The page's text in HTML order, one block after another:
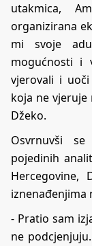
utakmica,
organizirana
mi svoje
mogućnosti i
vjerovali i
koja ne vjeruje
Džeko.
​Osvrnuvši
pojedinih
Hercegovine,
iznenađenjima
​- Pratio sam
ne